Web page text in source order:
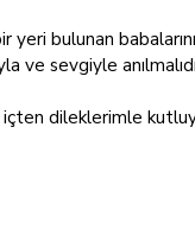
bulunan
ve sevgiyle
içten dileklerimle